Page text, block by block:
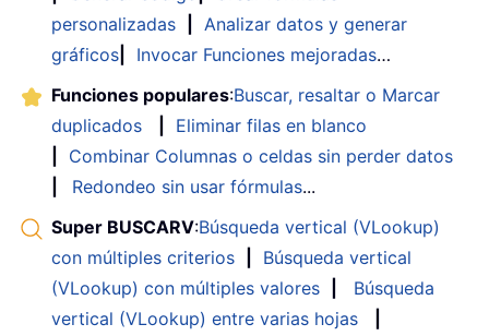
personalizadas
Analizar datos y generar
gráficos
Invocar Funciones mejoradas…
Funciones populares:Buscar, resaltar o Marcar
duplicados
Eliminar filas en blanco
Combinar Columnas o celdas sin perder datos
Redondeo sin usar fórmulas...
Super BUSCARV:Búsqueda vertical (VLookup)
con múltiples criterios
Búsqueda vertical
(VLookup) con múltiples valores
Búsqueda
vertical (VLookup) entre varias hojas